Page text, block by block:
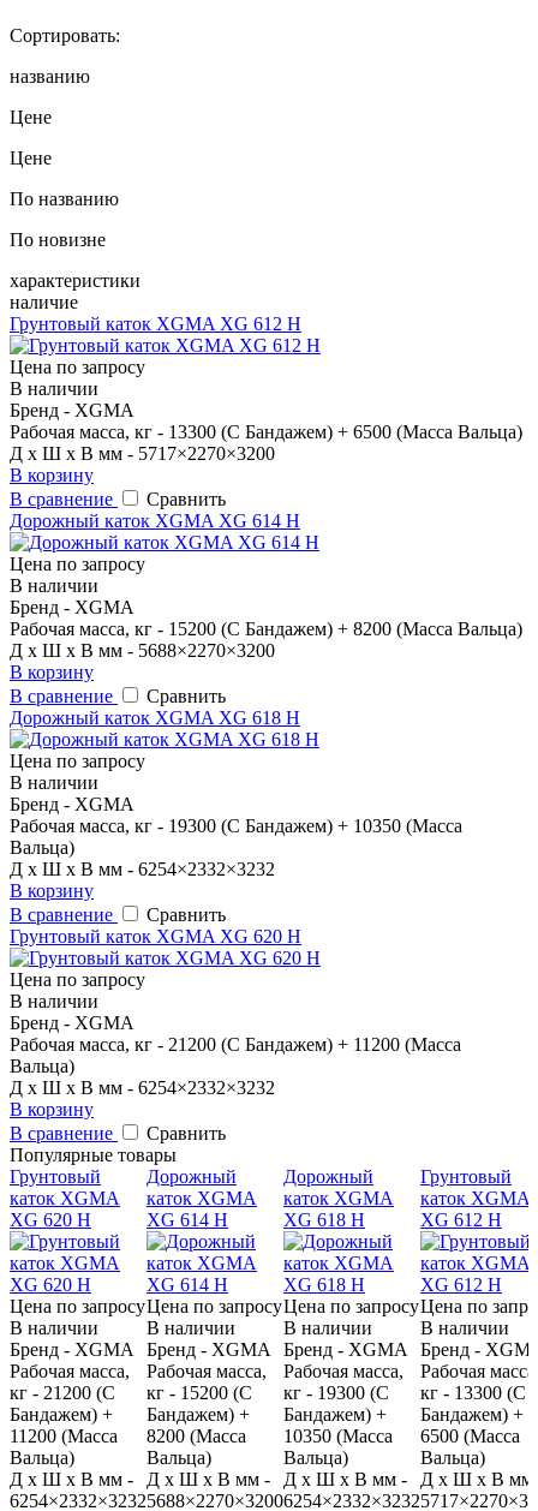
Сортировать:
названию
Цене
Цене
По названию
По новизне
характеристики
наличие
Грунтовый каток XGMA XG 612 H
Цена по запросу
В наличии
Бренд - XGMA
Рабочая масса, кг - 13300 (С Бандажем) + 6500 (Масса Вальца)
Д x Ш x В мм - 5717×2270×3200
В корзину
В сравнение
Сравнить
Дорожный каток XGMA XG 614 H
Цена по запросу
В наличии
Бренд - XGMA
Рабочая масса, кг - 15200 (С Бандажем) + 8200 (Масса Вальца)
Д x Ш x В мм - 5688×2270×3200
В корзину
В сравнение
Сравнить
Дорожный каток XGMA XG 618 H
Цена по запросу
В наличии
Бренд - XGMA
Рабочая масса, кг - 19300 (С Бандажем) + 10350 (Масса
Вальца)
Д x Ш x В мм - 6254×2332×3232
В корзину
В сравнение
Сравнить
Грунтовый каток XGMA XG 620 H
Цена по запросу
В наличии
Бренд - XGMA
Рабочая масса, кг - 21200 (С Бандажем) + 11200 (Масса
Вальца)
Д x Ш x В мм - 6254×2332×3232
В корзину
В сравнение
Сравнить
Популярные товары
Грунтовый
каток XGMA
XG 620 H
Цена по запросу
В наличии
Бренд - XGMA
Рабочая масса,
кг - 21200 (С
Бандажем) +
11200 (Масса
Вальца)
Д x Ш x В мм -
6254×2332×3232
Дорожный
каток XGMA
XG 614 H
Цена по запросу
В наличии
Бренд - XGMA
Рабочая масса,
кг - 15200 (С
Бандажем) +
8200 (Масса
Вальца)
Д x Ш x В мм -
5688×2270×3200
Дорожный
каток XGMA
XG 618 H
Цена по запросу
В наличии
Бренд - XGMA
Рабочая масса,
кг - 19300 (С
Бандажем) +
10350 (Масса
Вальца)
Д x Ш x В мм -
6254×2332×3232
Грунтовый
каток XGMA
XG 612 H
Цена по
В наличии
Бренд -
Рабочая
кг - 13300 (С
Бандажем) +
6500 (Масса
Вальца)
Д x Ш x В мм